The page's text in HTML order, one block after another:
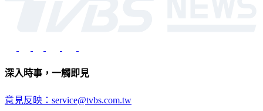
深入時事，一觸即見
意見反映：service@tvbs.com.tw